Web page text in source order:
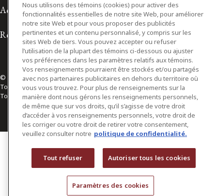
Accessibilité
Relations avec les médias
© 2026 Osler, Hoskin & Harcourt S.E.N.C.R.L./s.r.l.
Tous droits réservés
Toronto | Montréal | Calgary | Vancouver | Ottawa | New York
Nous utilisons des témoins (cookies) pour activer des
fonctionnalités essentielles de notre site Web, pour améliorer
notre site Web et pour vous proposer des publicités
pertinentes et un contenu personnalisé, y compris sur les
sites Web de tiers. Vous pouvez accepter ou refuser
l’utilisation de la plupart des témoins ci-dessous ou ajuster
vos préférences dans les paramètres relatifs aux témoins.
Vos renseignements pourraient être stockés et/ou partagés
avec nos partenaires publicitaires en dehors du territoire où
vous vous trouvez. Pour plus de renseignements sur la
manière dont nous gérons les renseignements personnels,
de même que sur vos droits, qu’il s’agisse de votre droit
d’accéder à vos renseignements personnels, votre droit de
les corriger ou votre droit de retirer votre consentement,
veuillez consulter notre politique de confidentialité.
Tout refuser Autoriser tous les cookies
Paramètres des cookies